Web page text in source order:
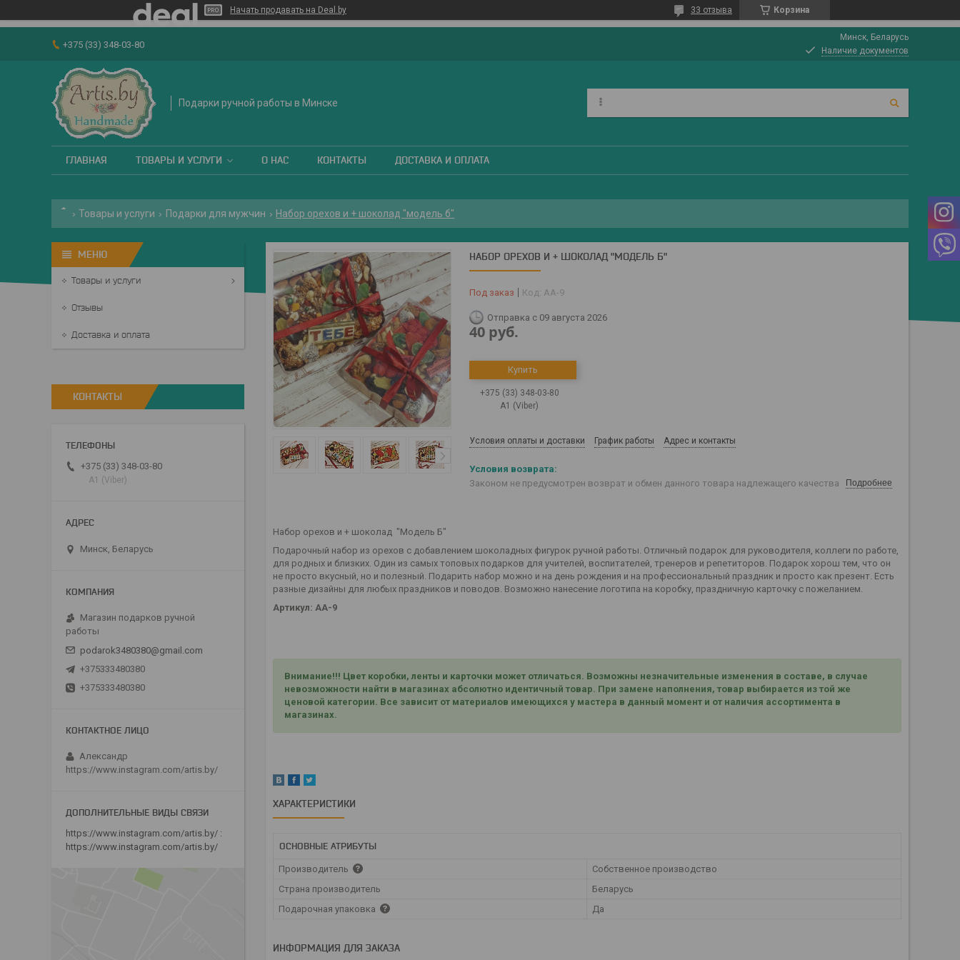
Начать продавать на Deal.by Корзина
33 отзыва
+375 (33) 348-03-80
Минск, Беларусь
Наличие документов
Подарки ручной работы в Минске
ГЛАВНАЯ ТОВАРЫ И УСЛУГИ О НАС КОНТАКТЫ ДОСТАВКА И ОПЛАТА
Товары и услуги Подарки для мужчин Набор орехов и + шоколад "модель б"
НАБОР ОРЕХОВ И + ШОКОЛАД "МОДЕЛЬ Б"
Под заказ Код: АА-9
Отправка с 09 августа 2026
40 руб.
Купить
+375 (33) 348-03-80
А1 (Viber)
Условия оплаты и доставки График работы Адрес и контакты
Законом не предусмотрен возврат и обмен данного товара надлежащего качества Подробнее
Набор орехов и + шоколад "Модель Б"
Подарочный набор из орехов с добавлением шоколадных фигурок ручной работы. Отличный подарок для руководителя, коллеги по работе,
для родных и близких. Один из самых топовых подарков для учителей, воспитателей, тренеров и репетиторов. Подарок хорош тем, что он
не просто вкусный, но и полезный. Подарить набор можно и на день рождения и на профессиональный праздник и просто как презент. Есть
разные дизайны для любых праздников и поводов. Возможно нанесение логотипа на коробку, праздничную карточку с пожеланием.
Артикул: АА-9
Внимание!!! Цвет коробки, ленты и карточки может отличаться. Возможны незначительные изменения в составе, в случае
невозможности найти в магазинах абсолютно идентичный товар. При замене наполнения, товар выбирается из той же
ценовой категории. Все зависит от материалов имеющихся у мастера в данный момент и от наличия ассортимента в
магазинах.
ХАРАКТЕРИСТИКИ
ОСНОВНЫЕ АТРИБУТЫ
Производитель
Собственное производство
Страна производитель
Беларусь
Подарочная упаковка
Да
ИНФОРМАЦИЯ ДЛЯ ЗАКАЗА
Товары и услуги
Отзывы
Доставка и оплата
КОНТАКТЫ
+375 (33) 348-03-80
А1 (Viber)
Минск, Беларусь
Магазин подарков ручной
работы
podarok3480380@gmail.com
+375333480380
+375333480380
Александр
https://www.instagram.com/artis.by/
https://www.instagram.com/artis.by/
https://www.instagram.com/artis.by/